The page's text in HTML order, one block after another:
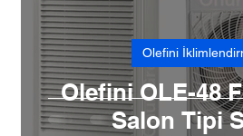
Olefini OLE-48
Salon Tipi
Olefini